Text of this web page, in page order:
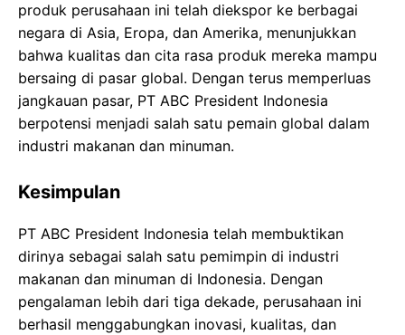
produk perusahaan ini telah diekspor ke berbagai
negara di Asia, Eropa, dan Amerika, menunjukkan
bahwa kualitas dan cita rasa produk mereka mampu
bersaing di pasar global. Dengan terus memperluas
jangkauan pasar, PT ABC President Indonesia
berpotensi menjadi salah satu pemain global dalam
industri makanan dan minuman.
Kesimpulan
PT ABC President Indonesia telah membuktikan
dirinya sebagai salah satu pemimpin di industri
makanan dan minuman di Indonesia. Dengan
pengalaman lebih dari tiga dekade, perusahaan ini
berhasil menggabungkan inovasi, kualitas, dan